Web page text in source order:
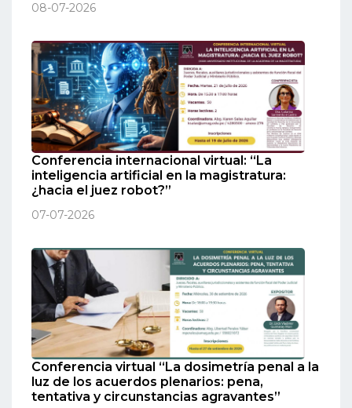
08-07-2026
Conferencia internacional virtual: “La
inteligencia artificial en la magistratura:
¿hacia el juez robot?”
07-07-2026
Conferencia virtual “La dosimetría penal a la
luz de los acuerdos plenarios: pena,
tentativa y circunstancias agravantes”